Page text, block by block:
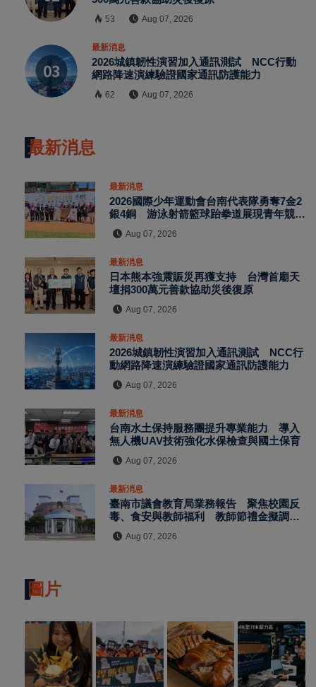
53 Aug 07, 2026
最新消息
2026城鎮韌性演習加入通訊測試 NCC行動
網路降速演練驗證國家通訊防護能力
62 Aug 07, 2026
最新消息
最新消息
2026國際少年運動會台南代表隊勇奪7金2
銀4銅 游泳射箭籃球跆拳道展現青年競技
實力
Aug 07, 2026
最新消息
日本熊本強震賑災再獲支持 台灣首廟天
壇捐300萬元善款協助災後復原
Aug 07, 2026
最新消息
2026城鎮韌性演習加入通訊測試 NCC行
動網路降速演練驗證國家通訊防護能力
Aug 07, 2026
最新消息
台南水土保持服務團提升專業能力 導入
無人機UAV技術強化水保檢查與國土保育
Aug 07, 2026
最新消息
臺南市議會教育局業務報告 聚焦校園反
毒、食安與教師福利 教師節禮金擬調升
至千元
Aug 07, 2026
圖片